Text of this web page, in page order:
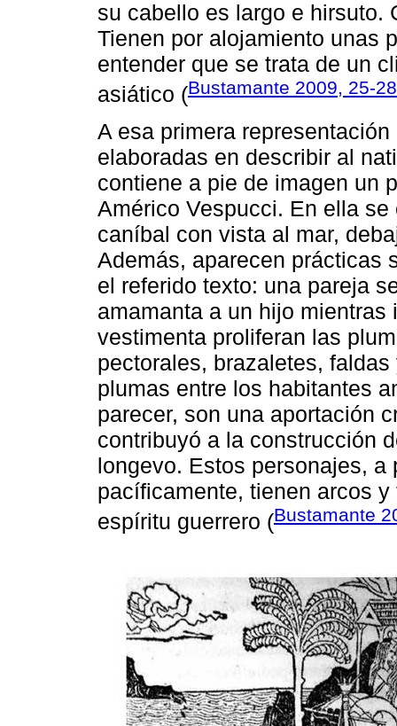
su cabello es largo e hirsuto.
Tienen por alojamiento unas
entender que se trata de un
asiático (Bustamante 2009, 25-28
A esa primera
elaboradas en describir al
contiene a pie de imagen un
Américo Vespucci. En ella
caníbal con vista al mar,
Además, aparecen prácticas
el referido texto: una pareja
amamanta a un hijo
vestimenta proliferan las
pectorales, brazaletes,
plumas entre los habitantes
parecer, son una aportación
contribuyó a la construcción
longevo. Estos personajes, a
pacíficamente, tienen arcos
espíritu guerrero (Bustamante